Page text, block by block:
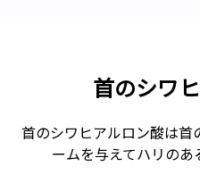
首のシワ
首のシワヒアルロン酸は首
ームを与えてハリのあ